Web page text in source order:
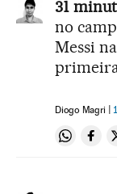
31
no
Messi
Diogo Magri